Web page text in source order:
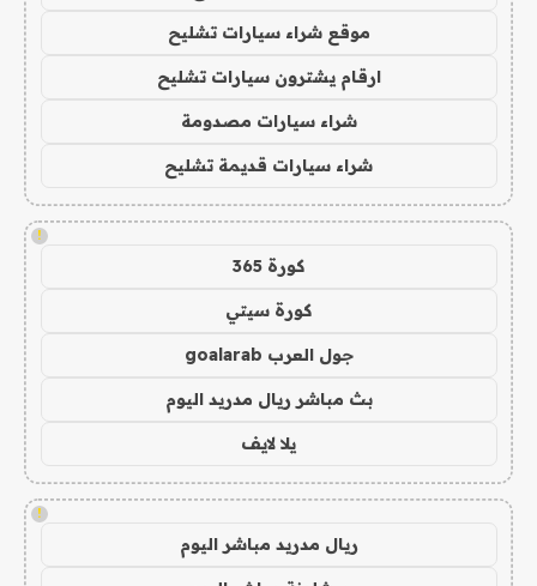
موقع شراء سيارات تشليح
ارقام يشترون سيارات تشليح
شراء سيارات مصدومة
شراء سيارات قديمة تشليح
!
كورة 365
كورة سيتي
جول العرب goalarab
بث مباشر ريال مدريد اليوم
يلا لايف
!
ريال مدريد مباشر اليوم